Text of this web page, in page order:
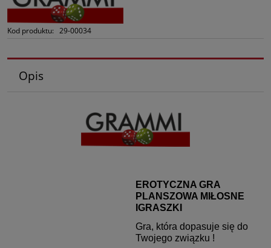
Kod produktu: 29-00034
Opis
EROTYCZNA GRA
PLANSZOWA MIŁOSNE
IGRASZKI
Gra, która dopasuje się do
Twojego związku !